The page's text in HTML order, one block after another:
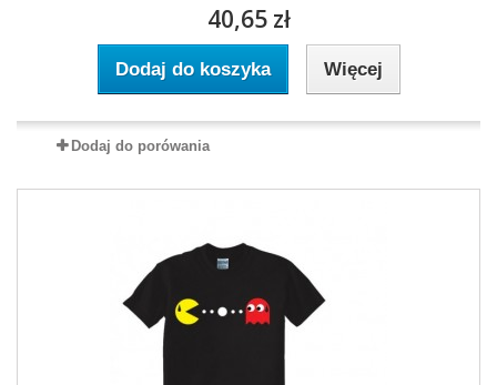
40,65 zł
Dodaj do koszyka Więcej
Dodaj do porówania